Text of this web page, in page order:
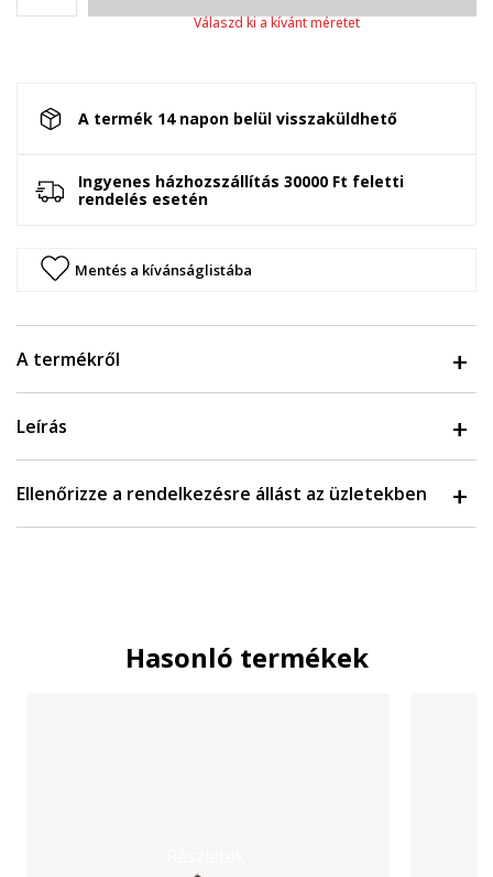
Válaszd ki a kívánt méretet
A termék 14 napon belül visszaküldhető
Ingyenes házhozszállítás 30000 Ft feletti
rendelés esetén
Mentés a kívánságlistába
A termékről
Leírás
Ellenőrizze a rendelkezésre állást az üzletekben
Hasonló termékek